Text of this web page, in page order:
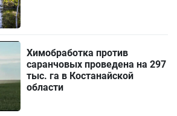
Химобработка против
саранчовых проведена на 297
тыс. га в Костанайской
области